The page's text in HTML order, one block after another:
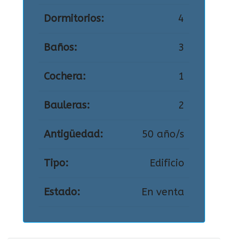
Dormitorios: 4
Baños: 3
Cochera: 1
Bauleras: 2
Antigüedad: 50 año/s
Tipo: Edificio
Estado: En venta